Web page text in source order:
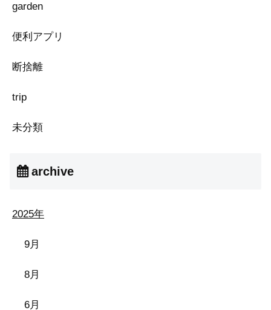
garden
便利アプリ
断捨離
trip
未分類
archive
2025年
9月
8月
6月